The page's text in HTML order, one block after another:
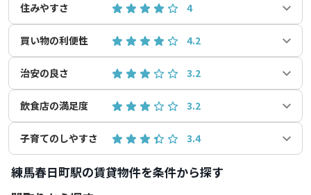
住みやすさ
4
買い物の利便性 4.2
治安の良さ 3.2
飲食店の満足度 3.2
子育てのしやすさ 3.4
練馬春日町駅の賃貸物件を条件から探す